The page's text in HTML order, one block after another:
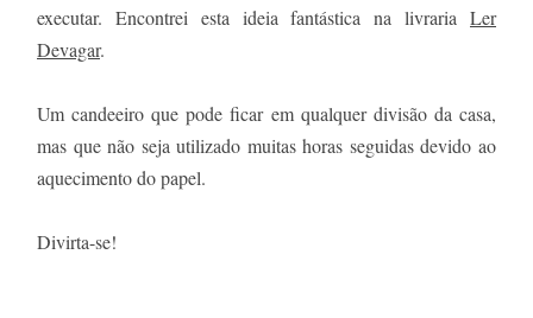
executar. Encontrei esta ideia fantástica na livraria Ler
Devagar.
Um candeeiro que pode ficar em qualquer divisão da casa,
mas que não seja utilizado muitas horas seguidas devido ao
aquecimento do papel.
Divirta-se!